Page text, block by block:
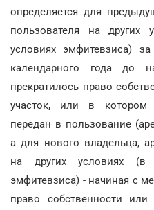
определяется для
пользователя на
условиях эмфитевзиса)
календарного года до
прекратилось право
участок, или в котором
передан в пользование
а для нового владельца,
на других условиях
эмфитевзиса) - начиная с
право собственности